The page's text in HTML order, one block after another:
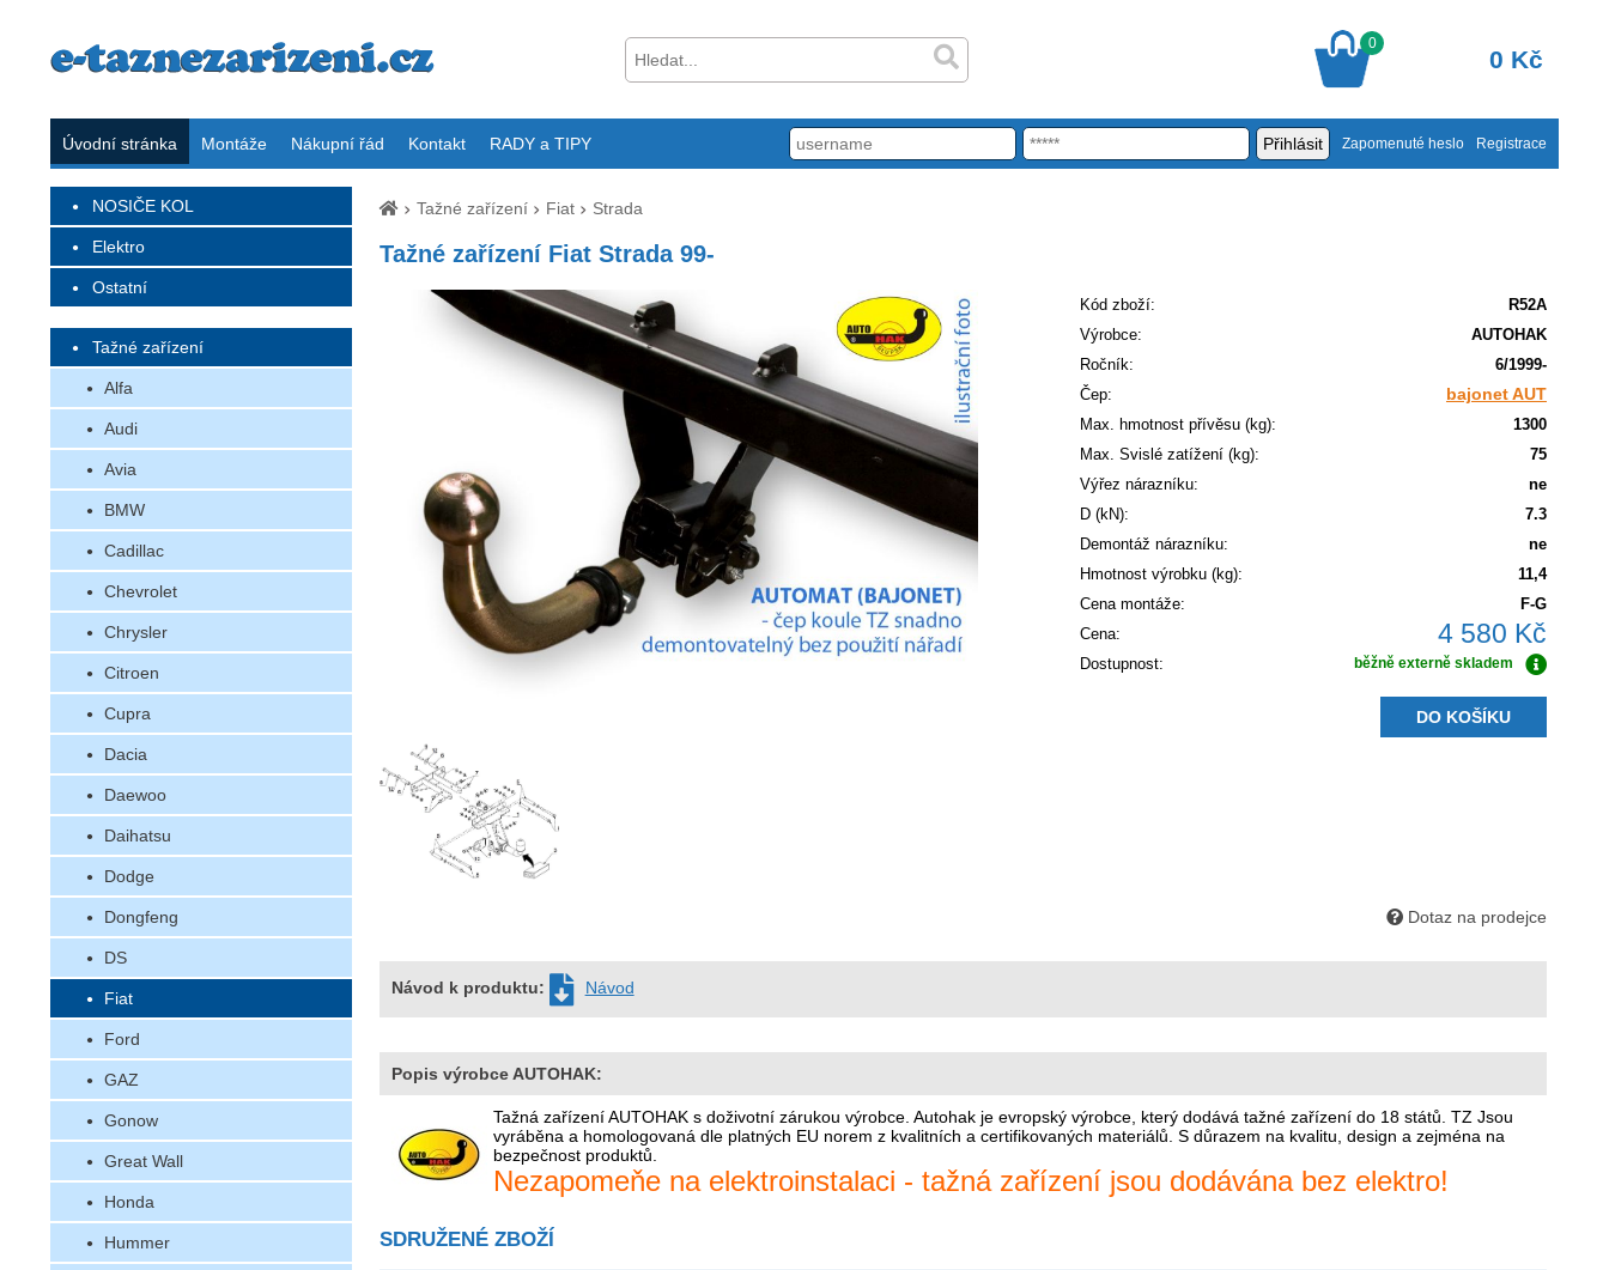
0
0 Kč
Úvodní stránka Montáže Nákupní řád Kontakt RADY a TIPY Zapomenuté heslo Registrace
NOSIČE KOL
Elektro
Ostatní
Tažné zařízení
Alfa
Audi
Avia
BMW
Cadillac
Chevrolet
Chrysler
Citroen
Cupra
Dacia
Daewoo
Daihatsu
Dodge
Dongfeng
DS
Fiat
Ford
GAZ
Gonow
Great Wall
Honda
Hummer
Tažné zařízení Fiat Strada
Tažné zařízení Fiat Strada 99-
Kód zboží:
R52A
Výrobce:
AUTOHAK
Ročník:
6/1999-
Čep:
bajonet AUT
Max. hmotnost přívěsu (kg):
1300
Max. Svislé zatížení (kg):
75
Výřez nárazníku:
ne
D (kN):
7.3
Demontáž nárazníku:
ne
Hmotnost výrobku (kg):
11,4
Cena montáže:
F-G
Cena:
4 580 Kč
Dostupnost: běžně externě skladem
DO KOŠÍKU
Dotaz na prodejce
Návod k produktu: Návod
Popis výrobce AUTOHAK:
Tažná zařízení AUTOHAK s doživotní zárukou výrobce. Autohak je evropský výrobce, který dodává tažné zařízení do 18 států. TZ Jsou
vyráběna a homologovaná dle platných EU norem z kvalitních a certifikovaných materiálů. S důrazem na kvalitu, design a zejména na
bezpečnost produktů.
Nezapomeňe na elektroinstalaci - tažná zařízení jsou dodávána bez elektro!
SDRUŽENÉ ZBOŽÍ